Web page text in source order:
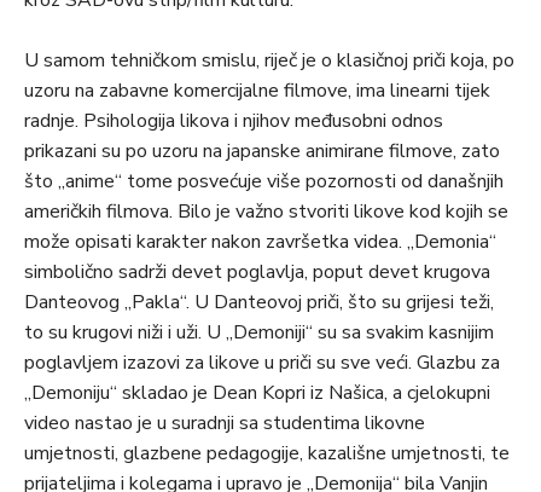
U samom tehničkom smislu, riječ je o klasičnoj priči koja, po
uzoru na zabavne komercijalne filmove, ima linearni tijek
radnje. Psihologija likova i njihov međusobni odnos
prikazani su po uzoru na japanske animirane filmove, zato
što „anime“ tome posvećuje više pozornosti od današnjih
američkih filmova. Bilo je važno stvoriti likove kod kojih se
može opisati karakter nakon završetka videa. „Demonia“
simbolično sadrži devet poglavlja, poput devet krugova
Danteovog „Pakla“. U Danteovoj priči, što su grijesi teži,
to su krugovi niži i uži. U „Demoniji“ su sa svakim kasnijim
poglavljem izazovi za likove u priči su sve veći. Glazbu za
„Demoniju“ skladao je Dean Kopri iz Našica, a cjelokupni
video nastao je u suradnji sa studentima likovne
umjetnosti, glazbene pedagogije, kazališne umjetnosti, te
prijateljima i kolegama i upravo je „Demonija“ bila Vanjin